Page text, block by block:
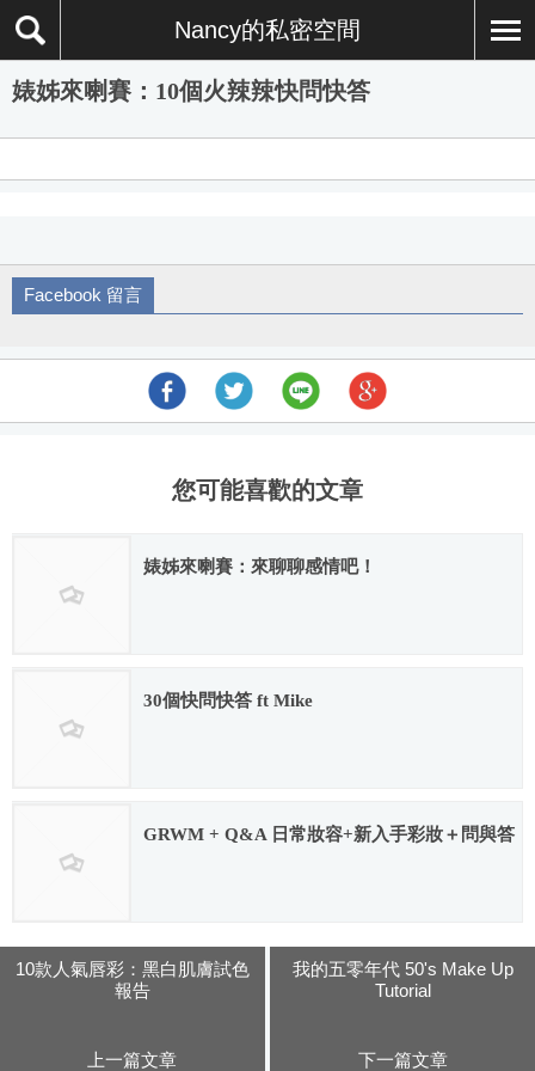
Nancy的私密空間
婊姊來喇賽：10個火辣辣快問快答
Facebook 留言
您可能喜歡的文章
婊姊來喇賽：來聊聊感情吧！
30個快問快答 ft Mike
GRWM + Q&A 日常妝容+新入手彩妝＋問與答
10款人氣唇彩：黑白肌膚試色
報告
上一篇文章
我的五零年代 50's Make Up
Tutorial
下一篇文章